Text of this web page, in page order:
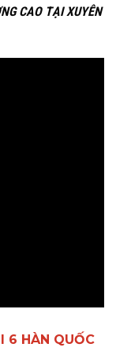
CAO TẠI XUYÊN
6 HÀN QUỐC